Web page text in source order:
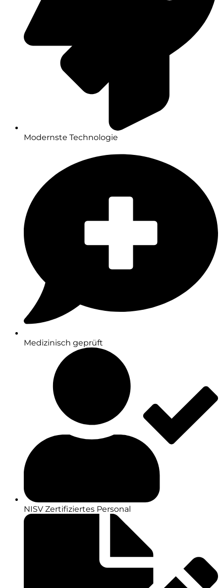
Modernste Technologie
Medizinisch geprüft
NISV Zertifiziertes Personal